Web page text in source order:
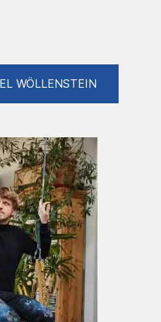
Köln
Museen –
Diodramen“
und Gestaltung
des Darwinjahrs
der Universität zu
und Ich“ -
Köln
mit
WÖLLENSTEIN